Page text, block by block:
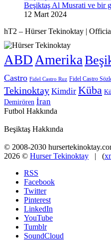
Beşiktaş Al Musrati ve bir
12 Mart 2024
hT2 – Hürser Tekinoktay |
ABD Amerika
Castro Fidel Castro Ruz Fidel Castro
Tekinoktay Kimdir Küba
Demirören İran
Futbol Hakkında
Beşiktaş Hakkında
© 2008-2030
2026 © Hurser Tekinoktay | (
RSS
Facebook
Twitter
Pinterest
LinkedIn
YouTube
Tumblr
SoundCloud